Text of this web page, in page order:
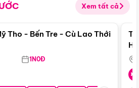
Xem tất cả
Điểm nổi bật
Tho - Bến Tre - Cù Lao Thới
1N0Đ